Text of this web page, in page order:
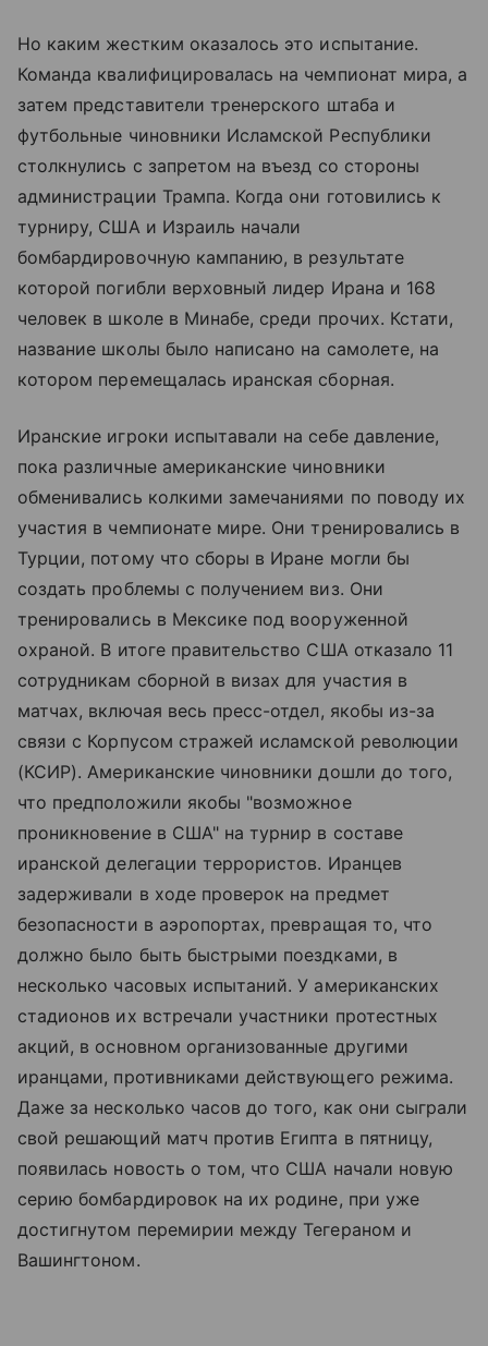
Но каким жестким оказалось это испытание.
Команда квалифицировалась на чемпионат мира, а
затем представители тренерского штаба и
футбольные чиновники Исламской Республики
столкнулись с запретом на въезд со стороны
администрации Трампа. Когда они готовились к
турниру, США и Израиль начали
бомбардировочную кампанию, в результате
которой погибли верховный лидер Ирана и 168
человек в школе в Минабе, среди прочих. Кстати,
название школы было написано на самолете, на
котором перемещалась иранская сборная.
Иранские игроки испытавали на себе давление,
пока различные американские чиновники
обменивались колкими замечаниями по поводу их
участия в чемпионате мире. Они тренировались в
Турции, потому что сборы в Иране могли бы
создать проблемы с получением виз. Они
тренировались в Мексике под вооруженной
охраной. В итоге правительство США отказало 11
сотрудникам сборной в визах для участия в
матчах, включая весь пресс-отдел, якобы из-за
связи с Корпусом стражей исламской революции
(КСИР). Американские чиновники дошли до того,
что предположили якобы "возможное
проникновение в США" на турнир в составе
иранской делегации террористов. Иранцев
задерживали в ходе проверок на предмет
безопасности в аэропортах, превращая то, что
должно было быть быстрыми поездками, в
несколько часовых испытаний. У американских
стадионов их встречали участники протестных
акций, в основном организованные другими
иранцами, противниками действующего режима.
Даже за несколько часов до того, как они сыграли
свой решающий матч против Египта в пятницу,
появилась новость о том, что США начали новую
серию бомбардировок на их родине, при уже
достигнутом перемирии между Тегераном и
Вашингтоном.